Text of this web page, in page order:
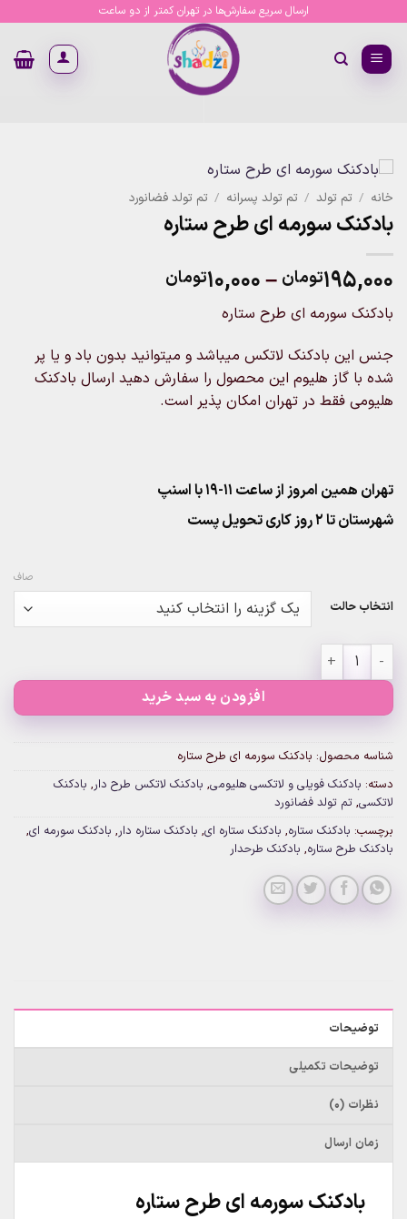
content
ارسال سریع سفارش‌ها در تهران کمتر از دو ساعت
خانه / تم تولد / تم تولد پسرانه / تم تولد فضانورد
بادکنک سورمه ای طرح ستاره
۱۹۵,۰۰۰تومان –۱۰,۰۰۰تومان
through
۱۹۵,۰۰۰تومان
بادکنک سورمه ای طرح ستاره
جنس این بادکنک لاتکس میباشد و میتوانید بدون باد و یا پر
شده با گاز هلیوم این محصول را سفارش دهید ارسال بادکنک
هلیومی فقط در تهران امکان پذیر است.
تهران همین امروز از ساعت ۱۱-۱۹ با اسنپ
شهرستان تا 2 روز کاری تحویل پست
انتخاب حالت
صاف
بادکنک سورمه ای طرح ستاره عدد
افزودن به سبد خرید
شناسه محصول: بادکنک سورمه ای طرح ستاره
دسته: بادکنک فویلی و لاتکسی هلیومی, بادکنک لاتکس طرح دار, بادکنک
لاتکسی, تم تولد فضانورد
برچسب: بادکنک ستاره, بادکنک ستاره ای, بادکنک ستاره دار, بادکنک سورمه ای,
بادکنک طرح ستاره, بادکنک طرحدار
توضیحات
توضیحات تکمیلی
نظرات (0)
زمان ارسال
بادکنک سورمه ای طرح ستاره